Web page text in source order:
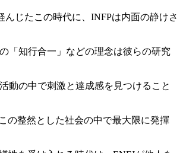
じたこの時代に、INFPは内面の静けさ
「知行合一」などの理念は彼らの研究
動の中で刺激と達成感を見つけること
の整然とした社会の中で最大限に発揮